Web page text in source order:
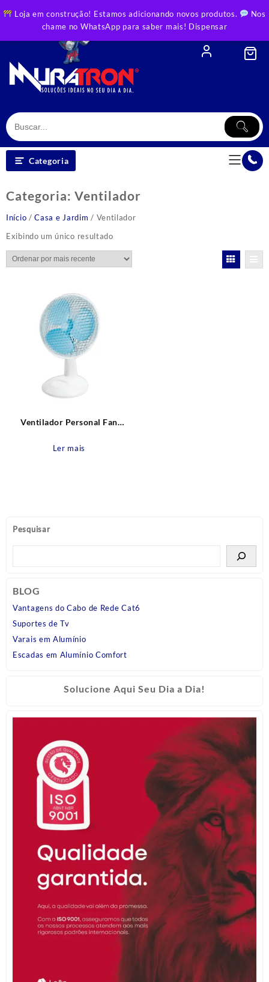
Loja em construção! Estamos adicionando novos produtos.
Nos
chame no WhatsApp para saber mais! Dispensar
to
Categoria
Pesquisar
BLOG
Vantagens do Cabo de Rede Cat6
Suportes de Tv
Varais em Alumínio
Escadas em Alumínio Comfort
Solucione Aqui Seu Dia a Dia!
Categoria: Ventilador
Início /Casa e Jardim / Ventilador
Exibindo um único resultado
Ventilador Personal Fan
Ler mais